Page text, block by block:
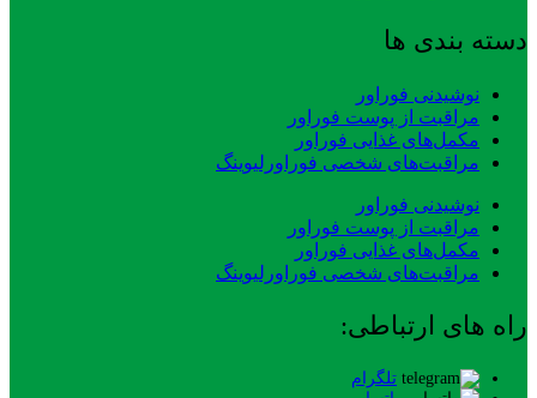
دسته بندی ها
نوشیدنی فوراور
مراقبت از پوست فوراور
مکمل‌های غذایی فوراور
مراقبت‌های شخصی فوراورلیوینگ
نوشیدنی فوراور
مراقبت از پوست فوراور
مکمل‌های غذایی فوراور
مراقبت‌های شخصی فوراورلیوینگ
راه های ارتباطی:
تلگرام